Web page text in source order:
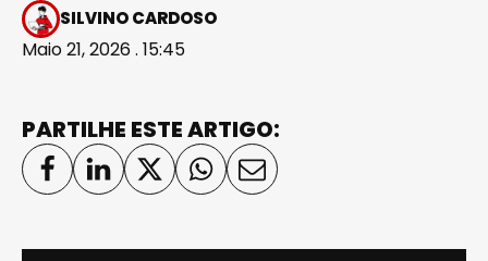
SILVINO CARDOSO
Maio 21, 2026 . 15:45
PARTILHE ESTE ARTIGO: